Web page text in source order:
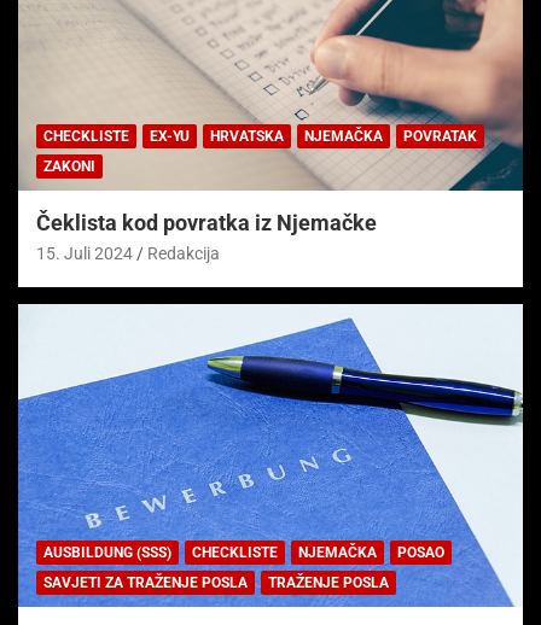
CHECKLISTE EX-YU HRVATSKA NJEMAČKA
POVRATAK
ZAKONI
Čeklista kod povratka iz Njemačke
15. Juli 2024 Redakcija
AUSBILDUNG (SSS) CHECKLISTE NJEMAČKA
POSAO
SAVJETI ZA TRAŽENJE POSLA
TRAŽENJE POSLA